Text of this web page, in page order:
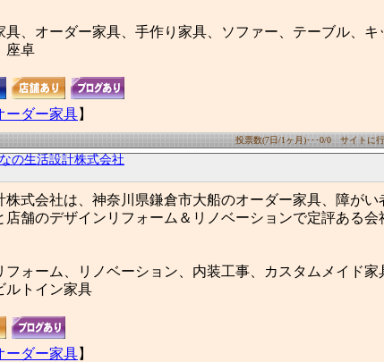
具、オーダー家具、手作り家具、ソファー、テーブル、キ
座卓
ーダー家具】
投票数(7日/1ヶ月)･･･0/0 サイトに
の生活設計株式会社
株式会社は、神奈川県鎌倉市大船のオーダー家具、障がい
店舗のデザインリフォーム＆リノベーションで定評ある会
フォーム、リノベーション、内装工事、カスタムメイド家
ルトイン家具
ーダー家具】